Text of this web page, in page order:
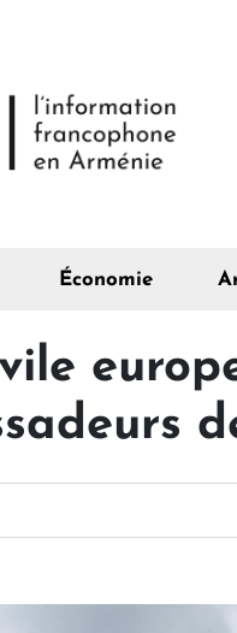
Économie